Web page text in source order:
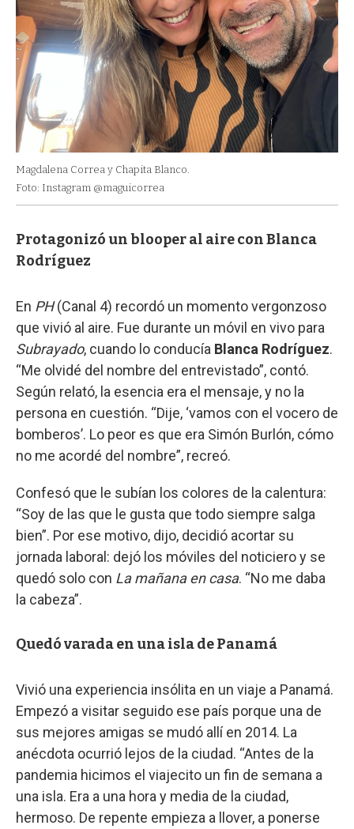
Magdalena Correa y Chapita Blanco.
Foto: Instagram @maguicorrea
Protagonizó un blooper al aire con Blanca
Rodríguez
En PH(Canal 4) recordó un momento vergonzoso
que vivió al aire. Fue durante un móvil en vivo para
Subrayado, cuando lo conducía Blanca Rodríguez.
“Me olvidé del nombre del entrevistado”, contó.
Según relató, la esencia era el mensaje, y no la
persona en cuestión. “Dije, ‘vamos con el vocero de
bomberos’. Lo peor es que era Simón Burlón, cómo
no me acordé del nombre”, recreó.
Confesó que le subían los colores de la calentura:
“Soy de las que le gusta que todo siempre salga
bien”. Por ese motivo, dijo, decidió acortar su
jornada laboral: dejó los móviles del noticiero y se
quedó solo con La mañana en casa. “No me daba
la cabeza”.
Quedó varada en una isla de Panamá
Vivió una experiencia insólita en un viaje a Panamá.
Empezó a visitar seguido ese país porque una de
sus mejores amigas se mudó allí en 2014. La
anécdota ocurrió lejos de la ciudad. “Antes de la
pandemia hicimos el viajecito un fin de semana a
una isla. Era a una hora y media de la ciudad,
hermoso. De repente empieza a llover, a ponerse